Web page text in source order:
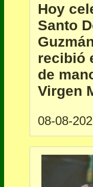
Hoy
Santo
recibió
de
Virgen
08-08-